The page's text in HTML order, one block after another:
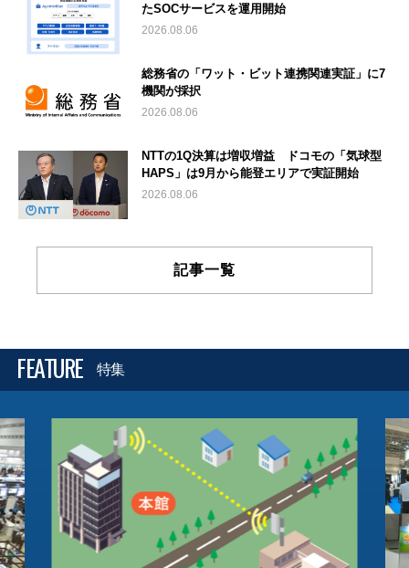
たSOCサービスを運用開始
2026.08.06
総務省の「ワット・ビット連携関連実証」に7
機関が採択
2026.08.06
NTTの1Q決算は増収増益 ドコモの「気球型
HAPS」は9月から能登エリアで実証開始
2026.08.06
記事一覧
FEATURE 特集